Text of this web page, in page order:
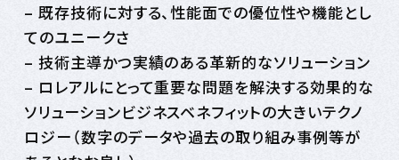
– 既存技術に対する、性能面での優位性や機能とし
てのユニークさ
– 技術主導かつ実績のある革新的なソリューション
– ロレアルにとって重要な問題を解決する効果的な
ソリューションビジネスベネフィットの大きいテクノ
ロジー（数字のデータや過去の取り組み事例等が